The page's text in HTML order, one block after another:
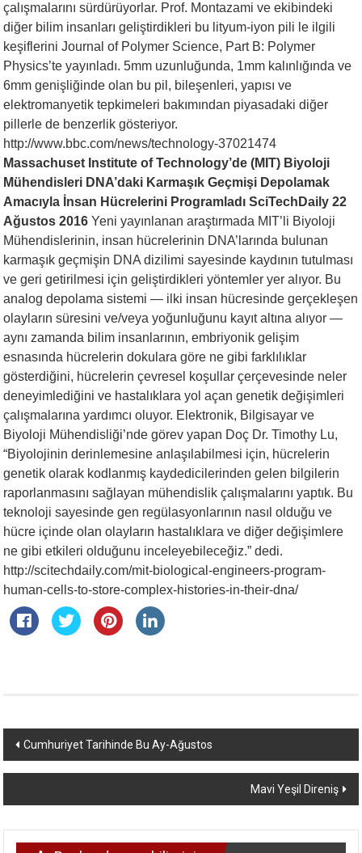
çalışmalarını sürdürüyorlar. Prof. Montazami ve ekibindeki
diğer bilim insanları geliştirdikleri bu lityum-iyon pili le ilgili
keşiflerini Journal of Polymer Science, Part B: Polymer
Physics’te yayınladı. 5mm uzunluğunda, 1mm kalınlığında ve
6mm genişliğinde olan bu pil, bileşenleri, yapısı ve
elektromanyetik tepkimeleri bakımından piyasadaki diğer
pillerle de benzerlik gösteriyor.
http://www.bbc.com/news/technology-37021474
Massachuset Institute of Technology’de (MIT) Biyoloji
Mühendisleri DNA’daki Karmaşık Geçmişi Depolamak
Amacıyla İnsan Hücrelerini Programladı SciTechDaily 22
Ağustos 2016 Yeni yayınlanan araştırmada MIT’li Biyoloji
Mühendislerinin, insan hücrelerinin DNA’larında bulunan
karmaşık geçmişin DNA dizilimi sayesinde kaydının tutulması
ve geri getirilmesi için geliştirdikleri yöntemler yer alıyor. Bu
analog depolama sistemi — ilki insan hücresinde gerçekleşen
olayların süresini ve/veya yoğunluğunu kayıt altına alıyor —
aynı zamanda bilim insanlarının, embriyonik gelişim
esnasında hücrelerin dokulara göre ne gibi farklılıklar
gösterdiğini, hücrelerin çevresel koşullar çerçevesinde neler
deneyimlediğini ve hastalıklara yol açan genetik değişimleri
çalışmalarına yardımcı oluyor. Elektronik, Bilgisayar ve
Biyoloji Mühendisliği’nde görev yapan Doç Dr. Timothy Lu,
“Biyolojinin derinlemesine anlaşılabilmesi için, hücrelerin
genetik olarak kodlanmış kaydedicilerinden gelen bilgilerin
raporlanmasını sağlayan mühendislik çalışmalarını yaptık. Bu
teknoloji sayesinde gen regülasyonlarının nasıl olduğu ve
hücre içinde olan olayların hastalıklara ve diğer değişimlere
ne gibi etkileri olduğunu inceleyebileceğiz.” dedi.
http://scitechdaily.com/mit-biological-engineers-program-
human-cells-to-store-complex-histories-in-their-dna/
Yazı
dolaşımı
Cumhuriyet Tarihinde Bu Ay-Ağustos
Mavi Yeşil Direniş